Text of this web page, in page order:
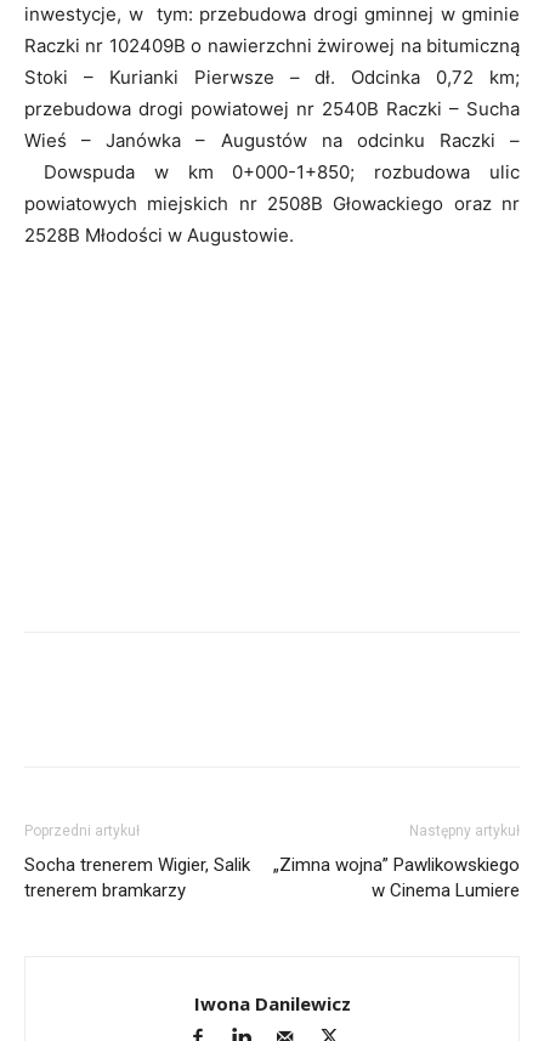
inwestycje, w tym: przebudowa drogi gminnej w gminie
Raczki nr 102409B o nawierzchni żwirowej na bitumiczną
Stoki – Kurianki Pierwsze – dł. Odcinka 0,72 km;
przebudowa drogi powiatowej nr 2540B Raczki – Sucha
Wieś – Janówka – Augustów na odcinku Raczki –
Dowspuda w km 0+000-1+850; rozbudowa ulic
powiatowych miejskich nr 2508B Głowackiego oraz nr
2528B Młodości w Augustowie.
Poprzedni artykuł
Socha trenerem Wigier, Salik
trenerem bramkarzy
Następny artykuł
„Zimna wojna” Pawlikowskiego
w Cinema Lumiere
Iwona Danilewicz